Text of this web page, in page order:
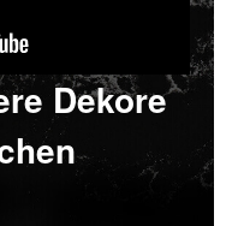
Dekore